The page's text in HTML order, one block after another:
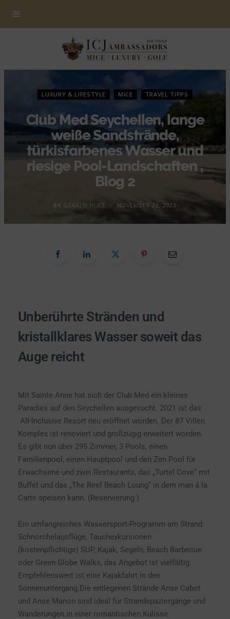
LUXURY & LIFESTYLE MICE TRAVEL TIPPS
Club Med Seychellen, lange
weiße Sandstrände,
türkisfarbenes Wasser und
riesige Pool-Landschaften ,
Blog 2
BY GERALD HUFT NOVEMBER 23, 2023
Unberührte Stränden und
kristallklares Wasser soweit das
Auge reicht
Mit Sainte Anne hat sich der Club Med ein kleines
Paradies auf den Seychellen ausgesucht. 2021 ist das
All-Inclusive Resort neu eröffnet worden. Der 87 Villen
Komplex ist renoviert und großzügig erweitert worden.
Es gibt nun über 295 Zimmer, 3 Pools, einen
Familienpool, einen Hauptpool und den Zen Pool für
Erwachsene und zwei Restaurants, das „Turtel Cove“ mit
Buffet und das „The Reef Beach Loung“ in dem man á la
Carte speisen kann. (Reservierung )
Ein umfangreiches Wassersport-Programm am Strand.
Schnorchelausflüge, Tauchexkursionen
(kostenpflichtige) SUP, Kajak, Segeln, Beach Barbecue
oder Green Globe Walks, das Angebot ist vielfältig.
Empfehlenswert ist eine Kajakfahrt in den
Sonnenuntergang.Die entlegenen Strände Anse Cabot
und Anse Manon sind ideal für Strandspaziergänge und
Wanderungen in einer romantischen Kulisse.